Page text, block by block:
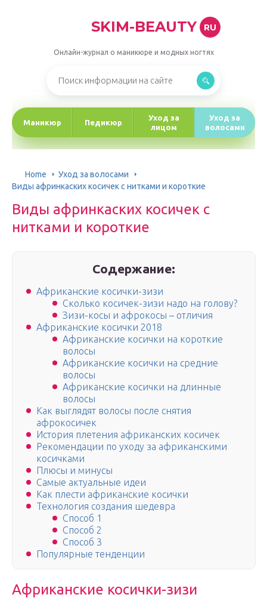
SKIM-BEAUTY RU
Онлайн-журнал о маникюре и модных ногтях
Маникюр Педикюр
Уход за
лицом
Уход за
волосами
Home
Уход за волосами
Виды афринкаских косичек с нитками и короткие
Виды афринкаских косичек с
нитками и короткие
Содержание:
Африканские косички-зизи
Сколько косичек-зизи надо на голову?
Зизи-косы и афрокосы – отличия
Африканские косички 2018
Африканские косички на короткие
волосы
Африканские косички на средние
волосы
Африканские косички на длинные
волосы
Как выглядят волосы после снятия
афрокосичек
История плетения африканских косичек
Рекомендации по уходу за африканскими
косичками
Плюсы и минусы
Самые актуальные идеи
Как плести африканские косички
Технология создания шедевра
Способ 1
Способ 2
Способ 3
Популярные тенденции
Африканские косички-зизи